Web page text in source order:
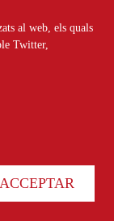
al web, els quals
Twitter,
ACCEPTAR
la